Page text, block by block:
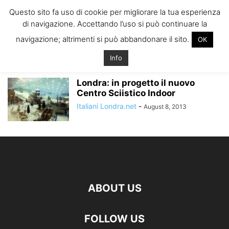
ITALIANI A
LONDRA
Il blog degli Italiani nella rebel city
Home Tags Dove sciare uk
Londra: in progetto il nuovo
Centro Sciistico Indoor
Italiani Londra.net - August 8, 2013
ABOUT US
FOLLOW US
Questo sito fa uso di cookie per migliorare la tua esperienza
di navigazione. Accettando l’uso si può continuare la
navigazione; altrimenti si può abbandonare il sito.
OK
Info